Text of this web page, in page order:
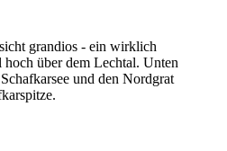
grandios - ein wirklich
hoch über dem Lechtal. Unten
und den Nordgrat